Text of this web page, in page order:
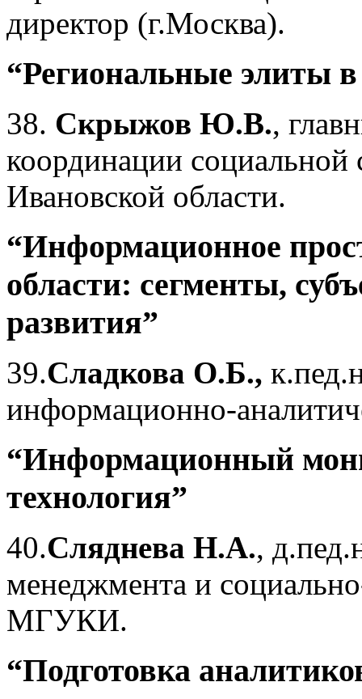
директор (г.Москва).
“Региональные элиты
38. Скрыжов Ю.В.,
координации
Ивановской области.
“Информационное
области: сегменты,
развития”
39.Сладкова О.Б.,
информационно-
“Информационный
технология”
40.Сляднева Н.А.,
менеджмента и
МГУКИ.
“Подготовка